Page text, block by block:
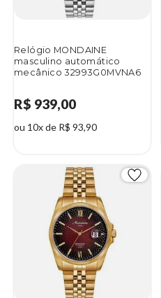
Relógio MONDAINE
masculino automático
mecânico 32993G0MVNA6
R$ 939,00
ou 10x de R$ 93,90